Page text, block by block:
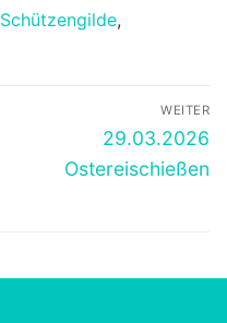
Schützengilde,
WEITER
Nächster
Beitrag:
29.03.2026
Ostereischießen